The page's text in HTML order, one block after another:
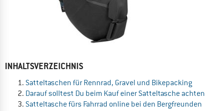
INHALTSVERZEICHNIS
Satteltaschen für Rennrad, Gravel und Bikepacking
Darauf solltest Du beim Kauf einer Satteltasche achten
Satteltasche fürs Fahrrad online bei den Bergfreunden